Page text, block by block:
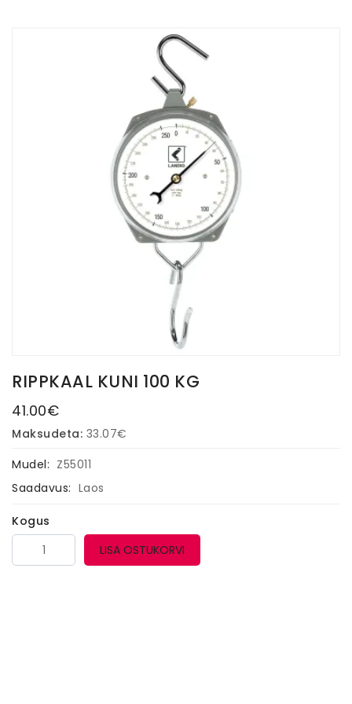
RIPPKAAL KUNI 100 KG
41.00€
Maksudeta: 33.07€
Mudel: Z55011
Saadavus: Laos
Kogus
LISA OSTUKORVI